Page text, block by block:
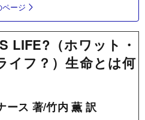
ージ
LIFE?（ホワット・
イフ？）生命とは何
ース 著/竹内 薫 訳